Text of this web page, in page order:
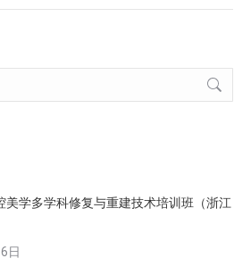
美学多学科修复与重建技术培训班（浙江
日